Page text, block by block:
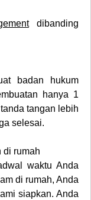
dibanding
badan hukum
hanya 1
tangan lebih
selesai.
di rumah
waktu Anda
di rumah, Anda
siapkan. Anda